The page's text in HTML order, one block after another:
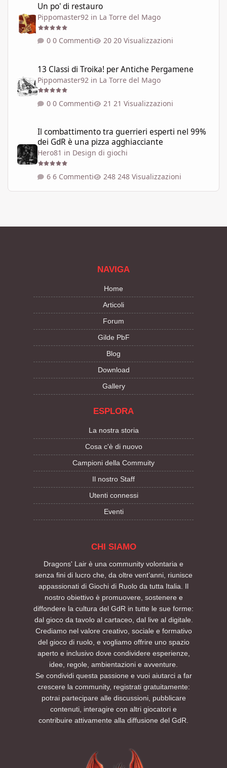
Un po' di restauro
Pippomaster92 in La Torre del Mago
0 Commenti 20 Visualizzazioni
13 Classi di Troika! per Antiche Pergamene
Pippomaster92 in La Torre del Mago
0 Commenti 21 Visualizzazioni
Il combattimento tra guerrieri esperti nel 99%
dei GdR è una pizza agghiacciante
Hero81 in Design di giochi
6 Commenti 248 Visualizzazioni
NAVIGA
Home
Articoli
Forum
Gilde PbF
Blog
Download
Gallery
ESPLORA
La nostra storia
Cosa c'è di nuovo
Campioni della Commuity
Il nostro Staff
Utenti connessi
Eventi
CHI SIAMO
Dragons' Lair è una community volontaria e
senza fini di lucro che, da oltre vent’anni, riunisce
appassionati di Giochi di Ruolo da tutta Italia. Il
nostro obiettivo è promuovere, sostenere e
diffondere la cultura del GdR in tutte le sue forme:
dal gioco da tavolo al cartaceo, dal live al digitale.
Crediamo nel valore creativo, sociale e formativo
del gioco di ruolo, e vogliamo offrire uno spazio
aperto e inclusivo dove condividere esperienze,
idee, regole, ambientazioni e avventure.
Se condividi questa passione e vuoi aiutarci a far
crescere la community, registrati gratuitamente:
potrai partecipare alle discussioni, pubblicare
contenuti, interagire con altri giocatori e
contribuire attivamente alla diffusione del GdR.